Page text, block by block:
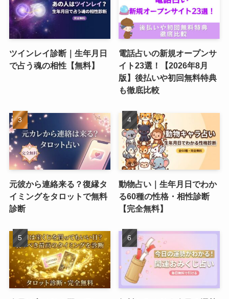
ツインレイ診断｜生年月日
で占う魂の相性【無料】
電話占いの新規オープンサ
イト23選！【2026年8月
版】後払いや初回無料特典
も徹底比較
元彼から連絡来る？復縁タ
イミングをタロットで無料
診断
動物占い｜生年月日でわか
る60種の性格・相性診断
【完全無料】